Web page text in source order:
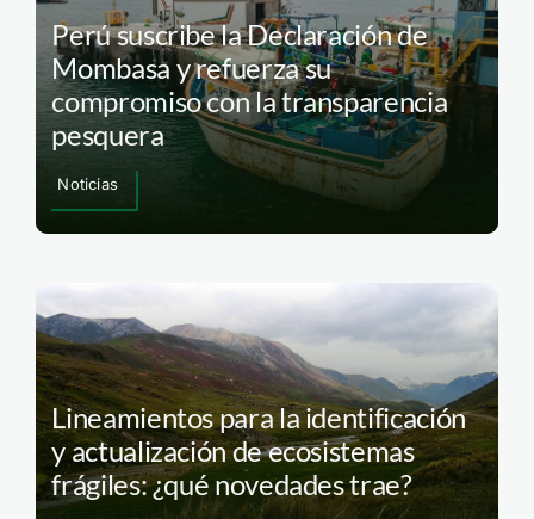
Perú suscribe la Declaración de
Mombasa y refuerza su
compromiso con la transparencia
pesquera
Noticias
Lineamientos para la identificación
y actualización de ecosistemas
frágiles: ¿qué novedades trae?